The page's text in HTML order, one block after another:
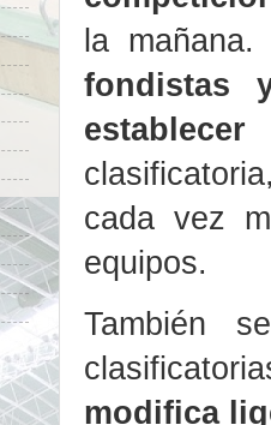
la mañana.
fondistas
cada vez
equipos.
También
modifica